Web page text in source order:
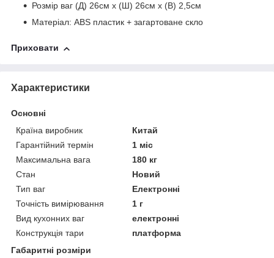
Розмір ваг (Д) 26см х (Ш) 26см х (В) 2,5см
Матеріал: ABS пластик + загартоване скло
Приховати
Характеристики
Основні
Країна виробник
Китай
Гарантійний термін
1 міс
Максимальна вага
180 кг
Стан
Новий
Тип ваг
Електронні
Точність вимірювання
1 г
Вид кухонних ваг
електронні
Конструкція тари
платформа
Габаритні розміри